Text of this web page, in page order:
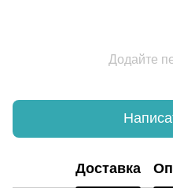
Додайте
Доставка